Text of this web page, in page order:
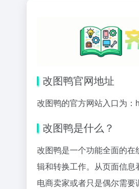
改图鸭官网地址
改图鸭的官方网站入口为：
改图鸭是什么？
改图鸭是一个功能全面的
辑和转换工作。从页面信息
电商卖家或者只是偶尔需